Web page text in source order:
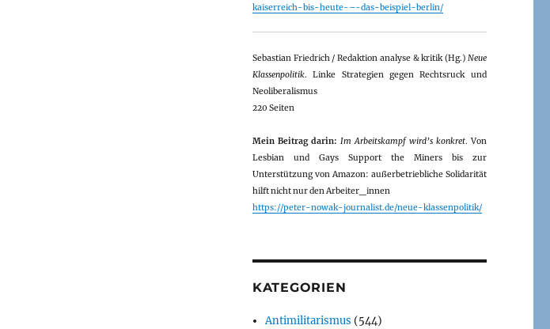
kaiserreich-bis-heute-–-das-beispiel-berlin/
Sebastian Friedrich / Redaktion analyse & kritik (Hg.) Neue
Klassenpolitik. Linke Strategien gegen Rechtsruck und
Neoliberalismus
220 Seiten
Mein Beitrag darin: Im Arbeitskampf wird’s konkret. Von
Lesbian und Gays Support the Miners bis zur
Unterstützung von Amazon: außerbetriebliche Solidarität
hilft nicht nur den Arbeiter_innen
https://peter-nowak-journalist.de/neue-klassenpolitik/
KATEGORIEN
Antimilitarismus (544)